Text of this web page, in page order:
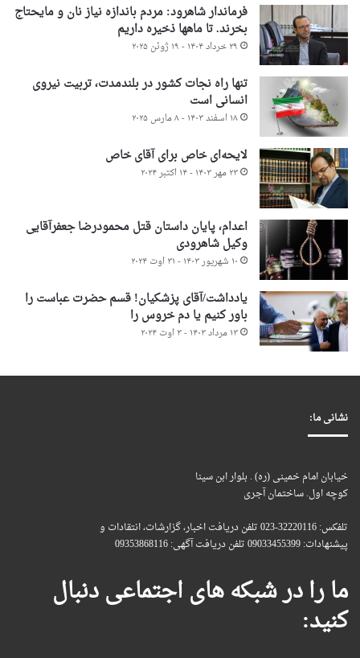
فرماندار شاهرود: مردم باندازه نیاز نان و مایحتاج
بخرند. تا ماهها ذخیره داریم
۲۹ خرداد ۱۴۰۴ - ۱۹ ژوئن ۲۰۲۵
تنها راه نجات کشور در بلندمدت، تربیت نیروی
انسانی است
۱۸ اسفند ۱۴۰۳ - ۸ مارس ۲۰۲۵
لایحه‌ای خاص برای آقای خاص
۲۳ مهر ۱۴۰۳ - ۱۴ اکتبر ۲۰۲۴
اعدام، پایان داستان قتل محمودرضا جعفرآقایی
وکیل شاهرودی
۱۰ شهریور ۱۴۰۳ - ۳۱ اوت ۲۰۲۴
یادداشت/آقای پزشکیان! قسم حضرت عباست را
باور کنیم یا دم خروس را
۱۳ مرداد ۱۴۰۳ - ۳ اوت ۲۰۲۴
نشانی ما:
خیابان امام خمینی (ره) . بلوار ابن سینا
کوچه اول. ساختمان آجری
تلفکس: 32220116-023 تلفن دریافت اخبار، گزارشات، انتقادات و
پیشنهادات: 09033455399 تلفن دریافت آگهی: 09353868116
ما را در شبکه های اجتماعی دنبال
کنید: